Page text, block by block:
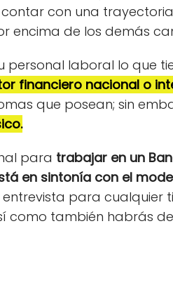
con una
encima de los demás
laboral lo que
financiero nacional o
que posean; sin
para trabajar en un
en sintonía con el
para cualquier
como también habrás